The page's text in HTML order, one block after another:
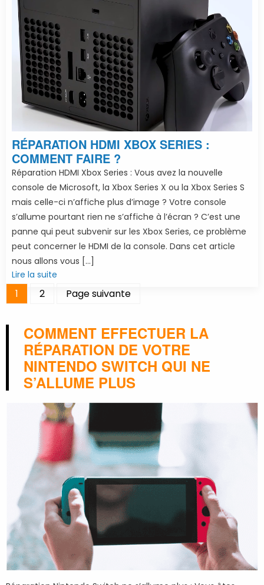
RÉPARATION HDMI XBOX SERIES :
COMMENT FAIRE ?
Réparation HDMI Xbox Series : Vous avez la nouvelle
console de Microsoft, la Xbox Series X ou la Xbox Series S
mais celle-ci n’affiche plus d’image ? Votre console
s’allume pourtant rien ne s’affiche à l’écran ? C’est une
panne qui peut subvenir sur les Xbox Series, ce problème
peut concerner le HDMI de la console. Dans cet article
nous allons vous […]
Lire la suite
1 2 Page suivante
COMMENT EFFECTUER LA
RÉPARATION DE VOTRE
NINTENDO SWITCH QUI NE
S’ALLUME PLUS